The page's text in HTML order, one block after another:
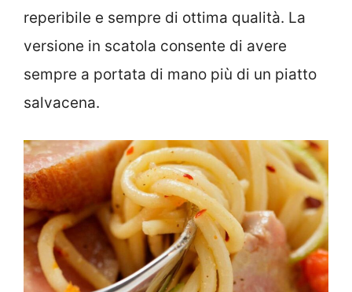
reperibile e sempre di ottima qualità. La
versione in scatola consente di avere
sempre a portata di mano più di un piatto
salvacena.